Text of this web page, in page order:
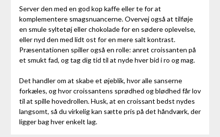
Server den med en god kop kaffe eller te for at
komplementere smagsnuancerne. Overvej også at tilføje
en smule syltetøj eller chokolade for en sødere oplevelse,
eller nyd den med lidt ost for en mere salt kontrast.
Præsentationen spiller også en rolle: anret croissanten på
et smukt fad, og tag dig tid til at nyde hver bid i ro og mag.
Det handler om at skabe et øjeblik, hvor alle sanserne
forkæles, og hvor croissantens sprødhed og blødhed får lov
til at spille hovedrollen. Husk, at en croissant bedst nydes
langsomt, så du virkelig kan sætte pris på det håndværk, der
ligger bag hver enkelt lag.